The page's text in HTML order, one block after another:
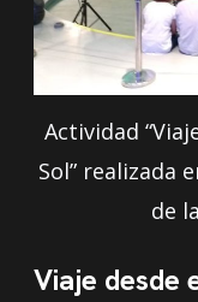
Actividad
Sol” realizada
de
Viaje desde